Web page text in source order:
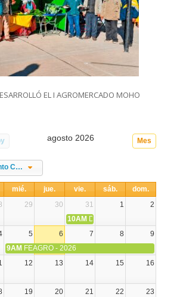
EL I AGROMERCADO MOHO
Mes
agosto 2026
Todos los Evento Categories
mié. jue. vie. sáb.
dom.
29 30 31 1
2
10AM DIA NACIONAL DE LA
5 6 7 8
9
9AM FEAGRO - 2026
12 13 14 15 16
19 20 21 22 23